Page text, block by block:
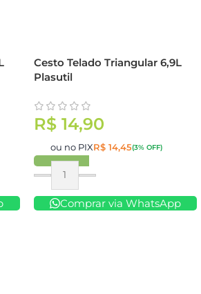
Cesto Telado Triangular 6,9L
Plasutil
R$14,90
ou no PIXR$14,45(3% OFF)
Comprar
Comprar via WhatsApp